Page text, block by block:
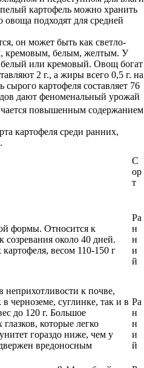
картофель можно хранить
овоща подходят для средней
он может быть как светло-
кремовым, белым, желтым. У
или кремовый. Овощ богат
2 г., а жиры всего 0,5 г. на
сырого картофеля составляет 76
дают феноменальный урожай
повышенным содержанием
картофеля среди ранних,
С
ор
т
формы. Относится к
созревания около 40 дней.
весом 110-150 г
Ра
н
н
и
й
неприхотливости к почве,
в черноземе, суглинке, так и в
до 120 г. Большое
которые легко
гораздо ниже, чем у
вредоносным
Ра
н
н
и
й